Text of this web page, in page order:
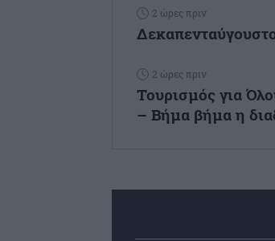
2 ώρες πριν
2 ώρες πριν
Τουρισμός για
– Βήμα βήμα η